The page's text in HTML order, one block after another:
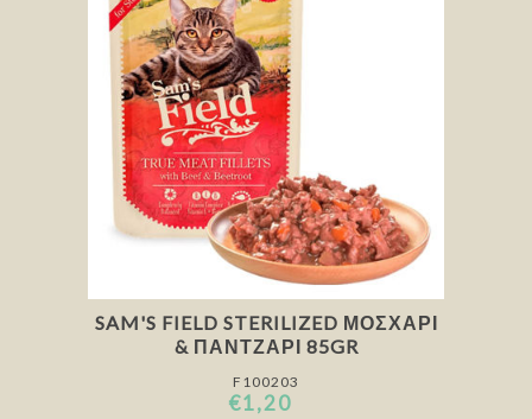
SAM'S FIELD STERILIZED ΜΟΣΧΆΡΙ
& ΠΑΝΤΖΆΡΙ 85GR
F100203
€1,20